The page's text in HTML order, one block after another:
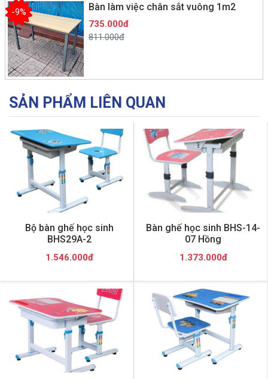
Bàn làm việc chân sắt vuông 1m2
-9%
735.000đ
811.000đ
SẢN PHẨM LIÊN QUAN
Bộ bàn ghế học sinh
BHS29A-2
1.546.000đ
Bàn ghế học sinh BHS-14-
07 Hồng
1.373.000đ